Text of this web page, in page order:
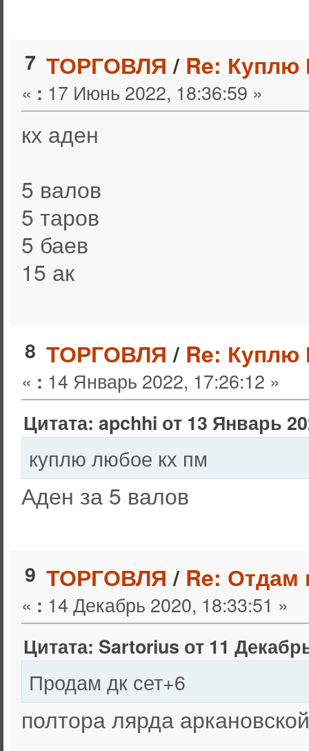
7 ТОРГОВЛЯ / Re: Куплю
« : 17 Июнь 2022, 18:36:59 »
кх аден
5 валов
5 таров
5 баев
15 ак
8 ТОРГОВЛЯ / Re: Куплю
« : 14 Январь 2022, 17:26:12 »
Цитата: apchhi от 13 Январь
куплю любое кх пм
Аден за 5 валов
9 ТОРГОВЛЯ / Re: Отдам
« : 14 Декабрь 2020, 18:33:51 »
Цитата: Sartorius от 11
Продам дк сет+6
полтора лярда